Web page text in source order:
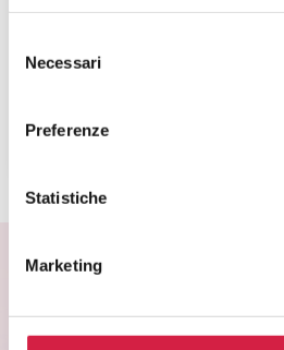
delNecessari
Preferenze
Statistiche
Marketing
Via Fatebenefratelli, 20
ISCRIVITI ALLA